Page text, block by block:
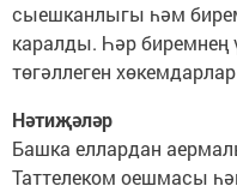
сыешканлыгы һәм
каралды. Һәр
төгәллеген
Нәтиҗәләр
Башка еллардан
Таттелеком оешмасы